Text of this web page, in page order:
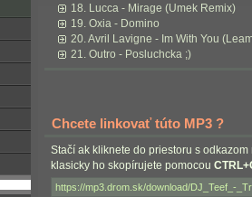
18. Lucca - Mirage (Umek Remix)
19. Oxia - Domino
20. Avril Lavigne - Im With You
21. Outro - Posluchcka ;)
Chcete linkovať túto MP3 ?
Stačí ak kliknete do priestoru s
klasicky ho skopírujete pomocou